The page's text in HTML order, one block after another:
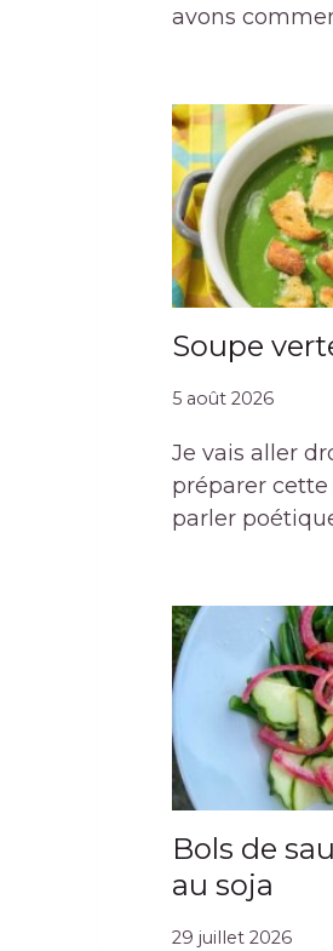
avons
Soupe
5 août 2026
Je vais aller
préparer cette
parler
Bols de
au soja
29 juillet 2026